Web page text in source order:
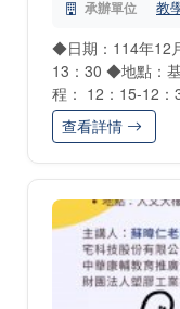
承辦單位 教
◆日期：114年12
13：30 ◆地點：
程： 12：15-12
查看詳情